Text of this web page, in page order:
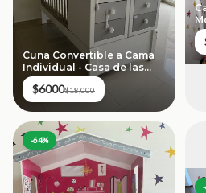
Cuna Convertible a Cama
Individual - Casa de las
Lomas (Blanco/Gris)
$6000$18,000
-64%
-